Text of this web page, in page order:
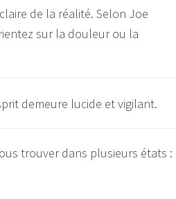
de la réalité. Selon Joe
sur la douleur ou la
trouver dans plusieurs états :